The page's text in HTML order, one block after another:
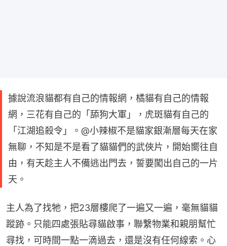
據說流浪貓都有自己的情報網，橘貓有自己的情報
網，三花有自己的「舔狗大軍」，虎斑貓有自己的
「江湖追殺令」。@小辣椒不是貓家銀漸層每天在家
無聊，不知是不是看了貓貓們的武俠片，開始嚮往自
由，有天趁主人不備逃出門去，誓要闖出自己的一片
天。
主人為了找牠，把23層樓爬了一遍又一遍，毫無貓貓
蹤跡。只能四處張貼尋貓啟事，聯繫物業和親朋幫忙
尋找，可時間一點一滴過去，還是沒有任何線索。心